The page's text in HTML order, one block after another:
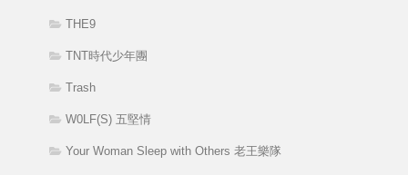
THE9
TNT時代少年團
Trash
W0LF(S) 五堅情
Your Woman Sleep with Others 老王樂隊